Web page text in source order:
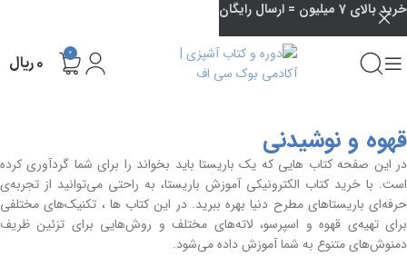
0 ۰ریال
قهوه و نوشیدنی
در این صفحه کتاب هایی که یک باریستا باید بخواند را برای شما گردآوری کرده
است. با خرید کتاب الکترونیکی آموزش باریستا، به راحتی می‌توانید از تجربه‌ی
حرفه‌ای باریستاهای مطرح دنیا بهره ببرید. در این کتاب ها ، تکنیک‌های مختلفی
برای تهیه‌ی قهوه و اسپرسو، لاته‌های مختلف و روش‌هایی برای تزئین ظریف
دمنوش‌های متنوع به شما آموزش داده می‌شود.
خرید بالای 7 میلیون = ارسال رایگان